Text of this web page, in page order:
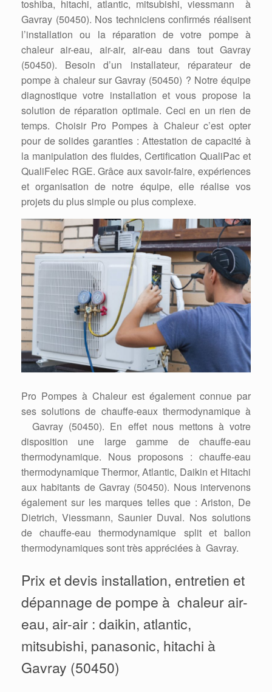
toshiba, hitachi, atlantic, mitsubishi, viessmann à
Gavray (50450). Nos techniciens confirmés réalisent
l’installation ou la réparation de votre pompe à
chaleur air-eau, air-air, air-eau dans tout Gavray
(50450). Besoin d’un installateur, réparateur de
pompe à chaleur sur Gavray (50450) ? Notre équipe
diagnostique votre installation et vous propose la
solution de réparation optimale. Ceci en un rien de
temps. Choisir Pro Pompes à Chaleur c’est opter
pour de solides garanties : Attestation de capacité à
la manipulation des fluides, Certification QualiPac et
QualiFelec RGE. Grâce aux savoir-faire, expériences
et organisation de notre équipe, elle réalise vos
projets du plus simple ou plus complexe.
Pro Pompes à Chaleur est également connue par
ses solutions de chauffe-eaux thermodynamique à
Gavray (50450). En effet nous mettons à votre
disposition une large gamme de chauffe-eau
thermodynamique. Nous proposons : chauffe-eau
thermodynamique Thermor, Atlantic, Daikin et Hitachi
aux habitants de Gavray (50450). Nous intervenons
également sur les marques telles que : Ariston, De
Dietrich, Viessmann, Saunier Duval. Nos solutions
de chauffe-eau thermodynamique split et ballon
thermodynamiques sont très appréciées à Gavray.
Prix et devis installation, entretien et
dépannage de pompe à chaleur air-
eau, air-air : daikin, atlantic,
mitsubishi, panasonic, hitachi à
Gavray (50450)